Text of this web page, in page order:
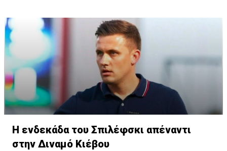
Η ενδεκάδα του Σπιλέφσκι απέναντι
στην Διναμό Κιέβου